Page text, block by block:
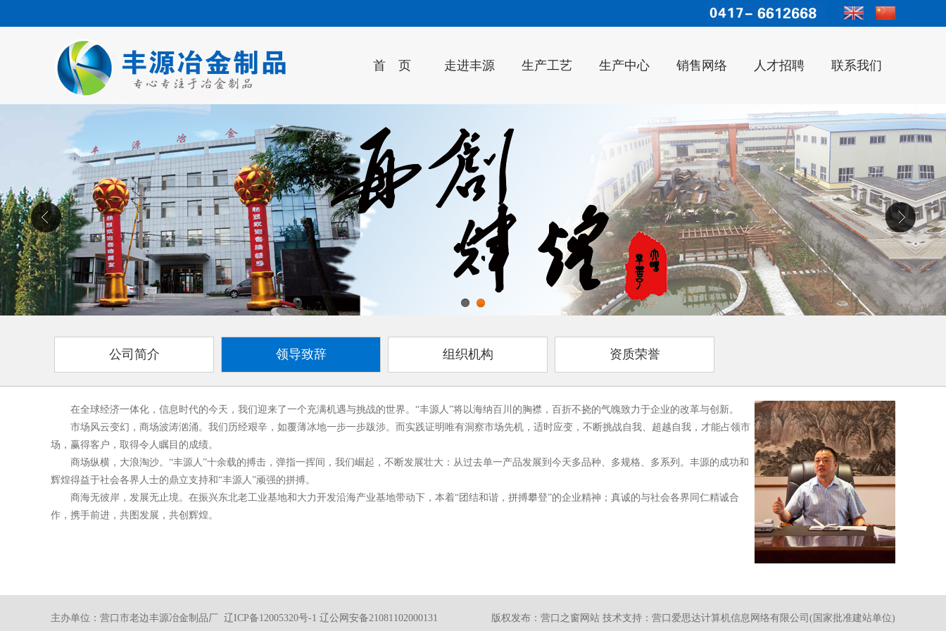
首 页 走进丰源 生产工艺 生产中心 销售网络 人才招聘 联系我们
公司简介 领导致辞 组织机构 资质荣誉
在全球经济一体化，信息时代的今天，我们迎来了一个充满机遇与挑战的世界。“丰源人”将以海纳百川的胸襟，百折不挠的气魄致力于企业的改革与创新。
市场风云变幻，商场波涛汹涌。我们历经艰辛，如覆薄冰地一步一步跋涉。而实践证明唯有洞察市场先机，适时应变，不断挑战自我、超越自我，才能占领市
场，赢得客户，取得令人瞩目的成绩。
商场纵横，大浪淘沙。“丰源人”十余载的搏击，弹指一挥间，我们崛起，不断发展壮大：从过去单一产品发展到今天多品种、多规格、多系列。丰源的成功和
辉煌得益于社会各界人士的鼎立支持和“丰源人”顽强的拼搏。
商海无彼岸，发展无止境。在振兴东北老工业基地和大力开发沿海产业基地带动下，本着“团结和谐，拼搏攀登”的企业精神；真诚的与社会各界同仁精诚合
作，携手前进，共图发展，共创辉煌。
主办单位：营口市老边丰源冶金制品厂 辽ICP备12005320号-1 辽公网安备21081102000131 版权发布： 营口之窗网站 技术支持： 营口爱思达计算机信息网络有限公司 (国家批准建站单位)